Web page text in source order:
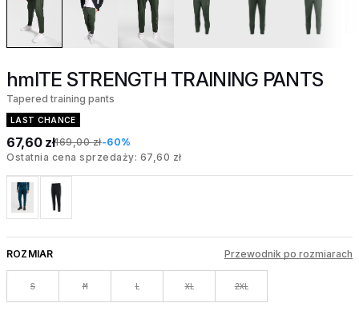
hmlTE STRENGTH TRAINING PANTS
Tapered training pants
LAST CHANCE
67,60 zł169,00 zł-60%
Ostatnia cena sprzedaży: 67,60 zł
ROZMIAR Przewodnik po rozmiarach
S M L XL 2XL